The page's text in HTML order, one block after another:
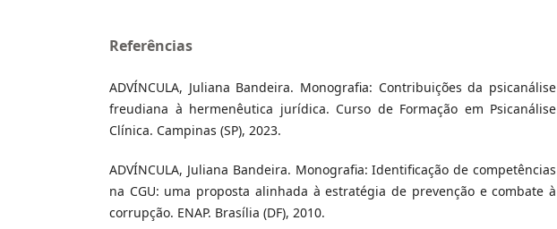
Referências
ADVÍNCULA, Juliana Bandeira. Monografia: Contribuições da psicanálise
freudiana à hermenêutica jurídica. Curso de Formação em Psicanálise
Clínica. Campinas (SP), 2023.
ADVÍNCULA, Juliana Bandeira. Monografia: Identificação de competências
na CGU: uma proposta alinhada à estratégia de prevenção e combate à
corrupção. ENAP. Brasília (DF), 2010.